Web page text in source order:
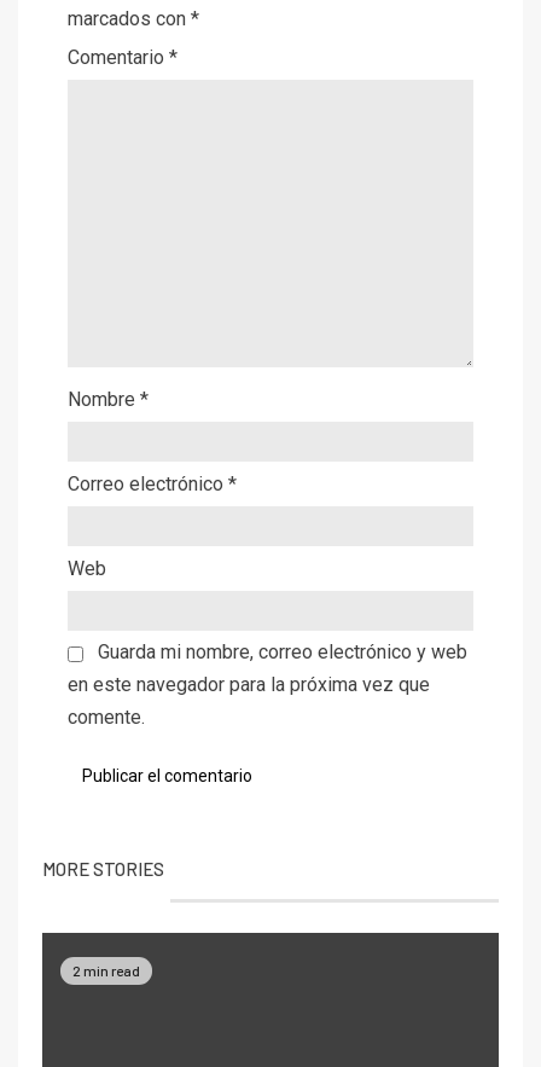
marcados con *
Comentario *
Nombre *
Correo electrónico *
Web
Guarda mi nombre, correo electrónico y web
en este navegador para la próxima vez que
comente.
MORE STORIES
2 min read